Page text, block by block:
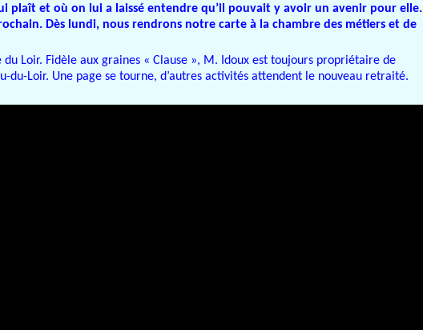
et où on lui a laissé entendre qu’il pouvait y avoir un avenir pour elle.
Dès lundi, nous rendrons notre carte à la chambre des métiers et de
Loir. Fidèle aux graines « Clause », M. Idoux est toujours propriétaire de
du-Loir. Une page se tourne, d’autres activités attendent le nouveau retraité.